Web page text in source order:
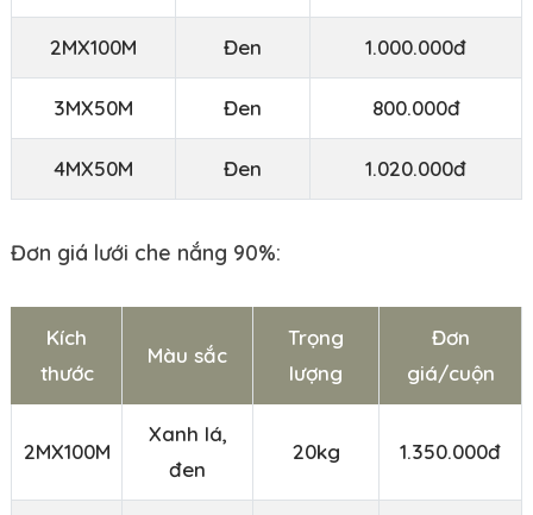
2MX100M Đen 1.000.000đ
3MX50M Đen 800.000đ
4MX50M Đen 1.020.000đ
Đơn giá lưới che nắng 90%:
Kích
thước
Màu sắc
Trọng
lượng
Đơn
giá/cuộn
2MX100M
Xanh lá,
đen
20kg 1.350.000đ